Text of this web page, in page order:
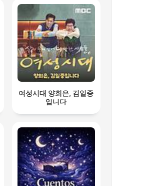
여성시대 양희은, 김일중
입니다